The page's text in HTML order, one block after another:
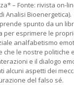
– Fonte: rivista on-
Analisi
spunto da un
per esprimere le
analfabetismo
che le nostre politiche
e il dialogo
alcuni aspetti dei
del falso sé.